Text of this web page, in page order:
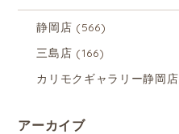
静岡店 (566)
三島店 (166)
カリモクギャラリー静岡店
アーカイブ